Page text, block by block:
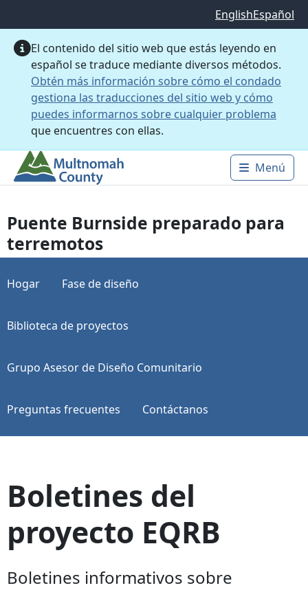
EnglishEspañol
El contenido del sitio web que estás leyendo en
español se traduce mediante diversos métodos.
Obtén más información sobre cómo el condado
gestiona las traducciones del sitio web y cómo
puedes informarnos sobre cualquier problema
que encuentres con ellas.
Main
Menú
Puente Burnside preparado para
terremotos
Hogar Fase de diseño
Biblioteca de proyectos
Grupo Asesor de Diseño Comunitario
Preguntas frecuentes Contáctanos
Boletines del
proyecto EQRB
Boletines informativos sobre